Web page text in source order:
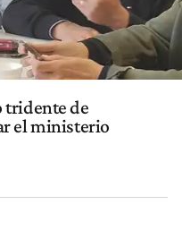
tridente de
el ministerio